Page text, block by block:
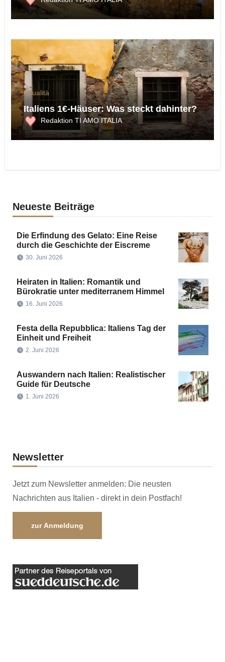
Attualità
Italiens 1€-Häuser: Was steckt dahinter?
Redaktion TI AMO ITALIA
Neueste Beiträge
Die Erfindung des Gelato: Eine Reise
durch die Geschichte der Eiscreme
30. Juni 2026
Heiraten in Italien: Romantik und
Bürokratie unter mediterranem Himmel
16. Juni 2026
Festa della Repubblica: Italiens Tag der
Einheit und Freiheit
2. Juni 2026
Auswandern nach Italien: Realistischer
Guide für Deutsche
1. Juni 2026
Newsletter
Jetzt zum Newsletter anmelden: Die neusten
Nachrichten aus Italien - direkt in dein Postfach!
zur Anmeldung